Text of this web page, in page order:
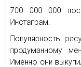
700 000 000
Инстаграм.
Популярность
продуманному
Именно они